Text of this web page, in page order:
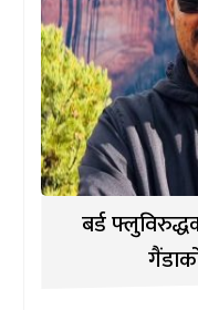
बर्ड